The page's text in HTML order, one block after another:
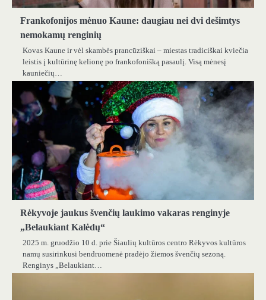
Frankofonijos mėnuo Kaune: daugiau nei dvi dešimtys
nemokamų renginių
Kovas Kaune ir vėl skambės prancūziškai – miestas tradiciškai kviečia
leistis į kultūrinę kelionę po frankofonišką pasaulį. Visą mėnesį
kauniečių…
Rėkyvoje jaukus švenčių laukimo vakaras renginyje
„Belaukiant Kalėdų“
2025 m. gruodžio 10 d. prie Šiaulių kultūros centro Rėkyvos kultūros
namų susirinkusi bendruomenė pradėjo žiemos švenčių sezoną.
Renginys „Belaukiant…